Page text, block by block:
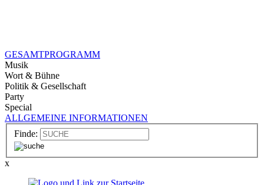
GESAMTPROGRAMM
Musik
Wort & Bühne
Politik & Gesellschaft
Party
Special
ALLGEMEINE INFORMATIONEN
Finde:
x